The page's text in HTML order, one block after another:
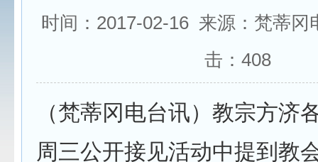
时间：2017-02-16 来源：梵蒂
击： 408
（梵蒂冈电台讯）教宗方济
周三公开接见活动中提到教